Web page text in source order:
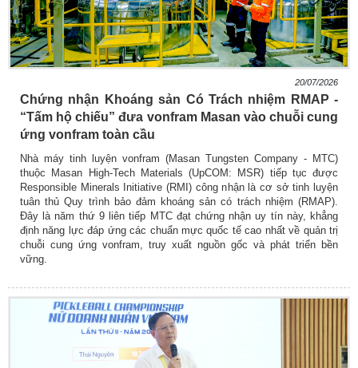
20/07/2026
Chứng nhận Khoáng sản Có Trách nhiệm RMAP -
“Tấm hộ chiếu” đưa vonfram Masan vào chuỗi cung
ứng vonfram toàn cầu
Nhà máy tinh luyện vonfram (Masan Tungsten Company - MTC)
thuộc Masan High-Tech Materials (UpCOM: MSR) tiếp tục được
Responsible Minerals Initiative (RMI) công nhận là cơ sở tinh luyện
tuân thủ Quy trình bảo đảm khoáng sản có trách nhiệm (RMAP).
Đây là năm thứ 9 liên tiếp MTC đạt chứng nhận uy tín này, khẳng
định năng lực đáp ứng các chuẩn mực quốc tế cao nhất về quản trị
chuỗi cung ứng vonfram, truy xuất nguồn gốc và phát triển bền
vững.